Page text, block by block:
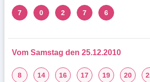
7 0 2 7 6
Vom Samstag den 25.12.2010
8 14 16 17 19 20